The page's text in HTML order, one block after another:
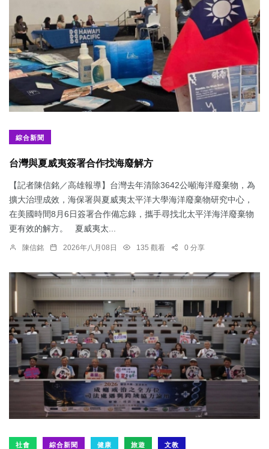
綜合新聞
台灣與夏威夷簽署合作找海廢解方
【記者陳信銘／高雄報導】台灣去年清除3642公噸海洋廢棄物，為
擴大治理成效，海保署與夏威夷太平洋大學海洋廢棄物研究中心，
在美國時間8月6日簽署合作備忘錄，攜手尋找北太平洋海洋廢棄物
更有效的解方。 夏威夷太...
陳信銘 2026年八月08日 135 觀看 0 分享
社會 綜合新聞 健康 旅遊 文教